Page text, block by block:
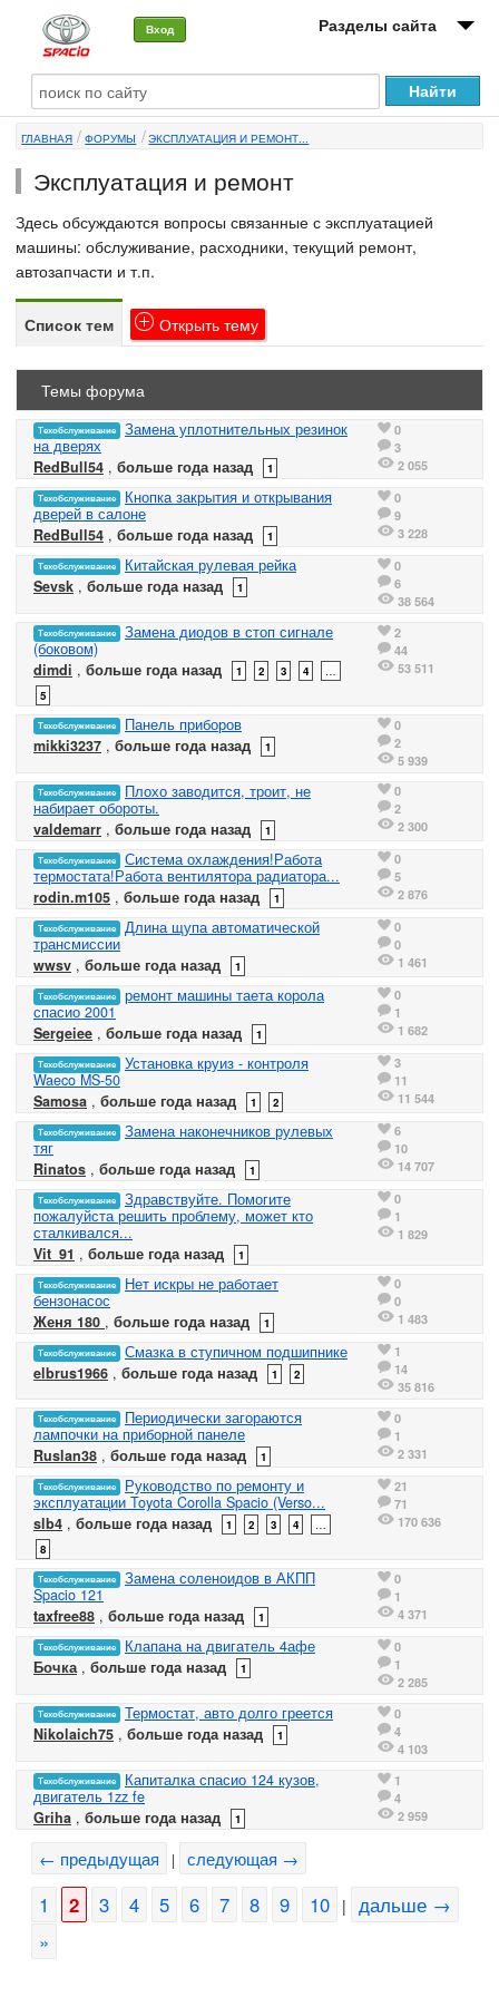
Вход Разделы сайта
О машине
Автоклуб
Форумы
Сервисы и услуги
ГЛАВНАЯ ФОРУМЫ ЭКСПЛУАТАЦИЯ И РЕМОНТ...
Эксплуатация и ремонт
Здесь обсуждаются вопросы связанные с эксплуатацией
машины: обслуживание, расходники, текущий ремонт,
автозапчасти и т.п.
Список тем Открыть тему
Темы форума
Техобслуживание
Замена уплотнительных резинок
на дверях
RedBull54 , больше года назад 1
0
3
2 055
Техобслуживание
Кнопка закрытия и открывания
дверей в салоне
RedBull54 , больше года назад 1
0
9
3 228
Техобслуживание
Китайская рулевая рейка
Sevsk , больше года назад 1
0
6
38 564
Техобслуживание
Замена диодов в стоп сигнале
(боковом)
dimdi , больше года назад 1 2 3 4
5
2
44
53 511
Техобслуживание
Панель приборов
mikki3237 , больше года назад 1
0
2
5 939
Техобслуживание
Плохо заводится, троит, не
набирает обороты.
valdemarr , больше года назад 1
0
2
2 300
Техобслуживание
Система охлаждения!Работа
термостата!Работа вентилятора радиатора...
rodin.m105 , больше года назад 1
0
5
2 876
Техобслуживание
Длина щупа автоматической
трансмиссии
wwsv , больше года назад 1
0
0
1 461
Техобслуживание
ремонт машины таета корола
спасио 2001
Sergeiee , больше года назад 1
0
1
1 682
Техобслуживание
Установка круиз - контроля
Waeco MS-50
Samosa , больше года назад 1 2
3
11
11 544
Техобслуживание
Замена наконечников рулевых
тяг
Rinatos , больше года назад 1
6
10
14 707
Техобслуживание
Здравствуйте. Помогите
пожалуйста решить проблему, может кто
сталкивался...
Vit_91 , больше года назад 1
0
1
1 829
Техобслуживание
Нет искры не работает
бензонасос
Женя 180 , больше года назад 1
0
0
1 483
Техобслуживание
Смазка в ступичном подшипнике
elbrus1966 , больше года назад 1 2
1
14
35 816
Техобслуживание
Периодически загораются
лампочки на приборной панеле
Ruslan38 , больше года назад 1
0
1
2 331
Техобслуживание
Руководство по ремонту и
эксплуатации Toyota Corolla Spacio (Verso...
slb4 , больше года назад 1 2 3 4
…
8
21
71
170 636
Техобслуживание
Замена соленоидов в АКПП
Spacio 121
taxfree88 , больше года назад 1
0
1
4 371
Техобслуживание
Клапана на двигатель 4афе
Бочка, больше года назад 1
0
1
2 285
Техобслуживание
Термостат, авто долго греется
Nikolaich75 , больше года назад 1
0
4
4 103
Техобслуживание
Капиталка спасио 124 кузов,
двигатель 1zz fe
Griha , больше года назад 1
1
4
2 959
← предыдущая | следующая →
1 2 3 4 5 6 7 8 9 10 |
дальше →
»